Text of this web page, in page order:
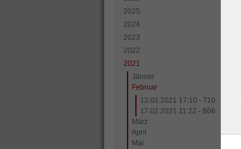
2025
2024
2023
2022
2021
Jänner
Februar
12.02.2021 17:10 - T10
17.02.2021 11:22 - B06
März
April
Mai